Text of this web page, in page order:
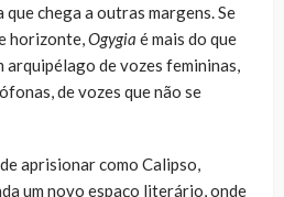
que chega a outras margens. Se
horizonte,Ogygia é mais do que
arquipélago de vozes femininas,
de vozes que não se
aprisionar como Calipso,
um novo espaço literário, onde